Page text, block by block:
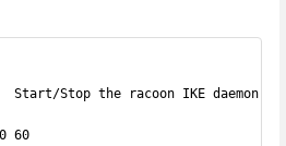
Stop the racoon IKE daemon.
60